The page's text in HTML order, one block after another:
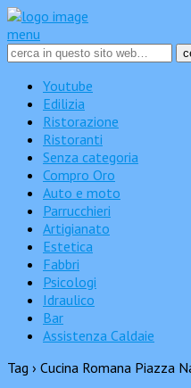
menu
Youtube
Edilizia
Ristorazione
Ristoranti
Senza categoria
Compro Oro
Auto e moto
Parrucchieri
Artigianato
Estetica
Fabbri
Psicologi
Idraulico
Bar
Assistenza Caldaie
Tag › Cucina Romana Piazza